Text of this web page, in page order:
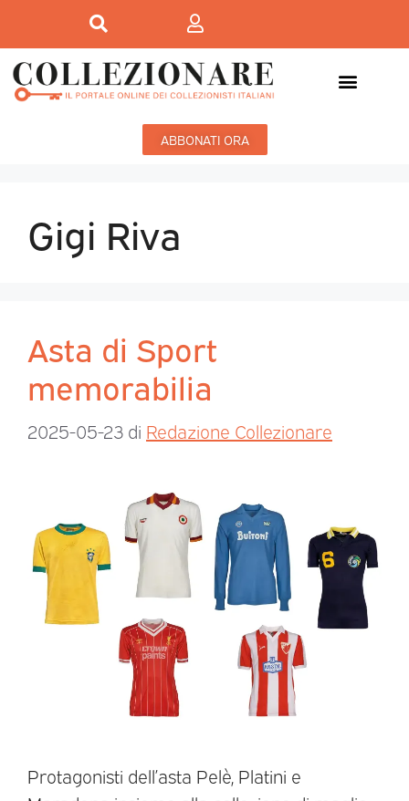
ABBONATI ORA
Gigi Riva
Asta di Sport
memorabilia
2025-05-23 di Redazione Collezionare
Protagonisti dell’asta Pelè, Platini e